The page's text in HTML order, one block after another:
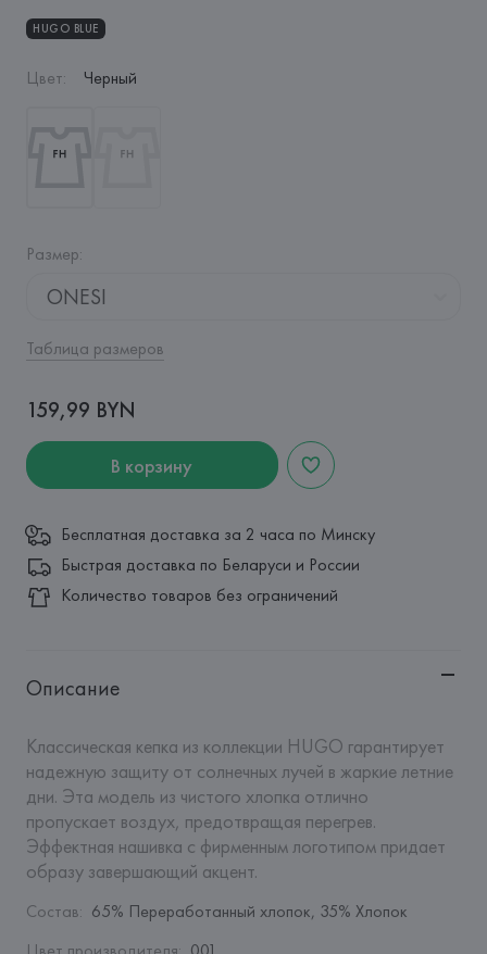
HUGO BLUE
Цвет: Черный
Размер:
ONESI
Таблица размеров
159,99 BYN
В корзину
Бесплатная доставка за 2 часа по Минску
Быстрая доставка по Беларуси и России
Количество товаров без ограничений
Описание
Классическая кепка из коллекции HUGO гарантирует
надежную защиту от солнечных лучей в жаркие летние
дни. Эта модель из чистого хлопка отлично
пропускает воздух, предотвращая перегрев.
Эффектная нашивка с фирменным логотипом придает
образу завершающий акцент.
Состав: 65% Переработанный хлопок, 35% Хлопок